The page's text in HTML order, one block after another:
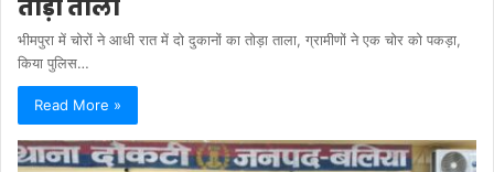
तोड़ा ताला
भीमपुरा में चोरों ने आधी रात में दो दुकानों का तोड़ा ताला, ग्रामीणों ने एक चोर को पकड़ा,
किया पुलिस…
Read More »